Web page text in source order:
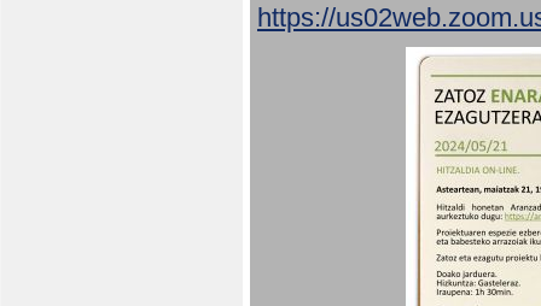
https://